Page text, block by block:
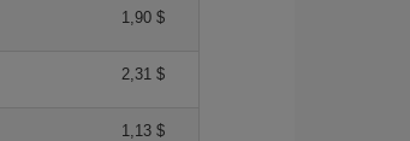
1,90 $
2,31 $
1,13 $